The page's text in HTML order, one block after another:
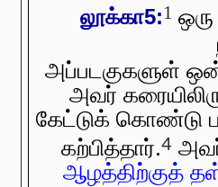
லூக்கா5:1
அப்படகுகளுள்
அவர்
கேட்டுக் கொண்டு
கற்பித்தார்.4
ஆழத்திற்குத்